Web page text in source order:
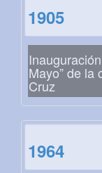
1905
Mayo” de la
Cruz
1964